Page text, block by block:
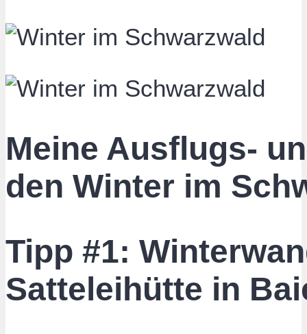
Meine Ausflugs-
den Winter im
Tipp #1:
Satteleihütte in